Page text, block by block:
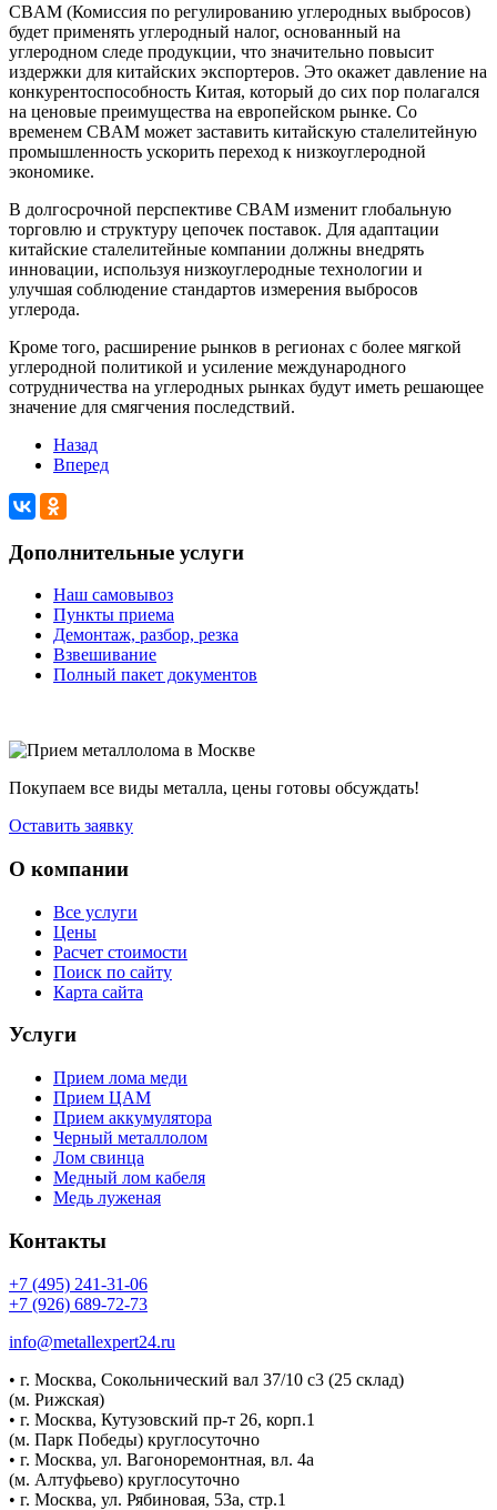
CBAM (Комиссия по регулированию углеродных выбросов)
будет применять углеродный налог, основанный на
углеродном следе продукции, что значительно повысит
издержки для китайских экспортеров. Это окажет давление на
конкурентоспособность Китая, который до сих пор полагался
на ценовые преимущества на европейском рынке. Со
временем CBAM может заставить китайскую сталелитейную
промышленность ускорить переход к низкоуглеродной
экономике.
В долгосрочной перспективе CBAM изменит глобальную
торговлю и структуру цепочек поставок. Для адаптации
китайские сталелитейные компании должны внедрять
инновации, используя низкоуглеродные технологии и
улучшая соблюдение стандартов измерения выбросов
углерода.
Кроме того, расширение рынков в регионах с более мягкой
углеродной политикой и усиление международного
сотрудничества на углеродных рынках будут иметь решающее
значение для смягчения последствий.
Назад
Вперед
Дополнительные услуги
Наш самовывоз
Пункты приема
Демонтаж, разбор, резка
Взвешивание
Полный пакет документов
Покупаем все виды металла, цены готовы обсуждать!
Оставить заявку
О компании
Все услуги
Цены
Расчет стоимости
Поиск по сайту
Карта сайта
Услуги
Прием лома меди
Прием ЦАМ
Прием аккумулятора
Черный металлолом
Лом свинца
Медный лом кабеля
Медь луженая
Контакты
+7 (495) 241-31-06
+7 (926) 689-72-73
info@metallexpert24.ru
• г. Москва, Сокольнический вал 37/10 с3 (25 склад)
(м. Рижская)
• г. Москва, Кутузовский пр-т 26, корп.1
(м. Парк Победы) круглосуточно
• г. Москва, ул. Вагоноремонтная, вл. 4а
(м. Алтуфьево) круглосуточно
• г. Москва, ул. Рябиновая, 53а, стр.1